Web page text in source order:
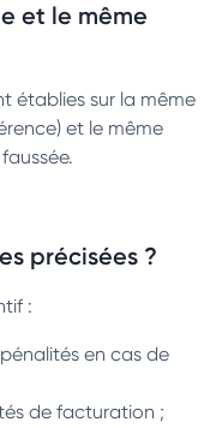
et le même
établies sur la même
et le même
précisées ?
:
en cas de
de facturation ;